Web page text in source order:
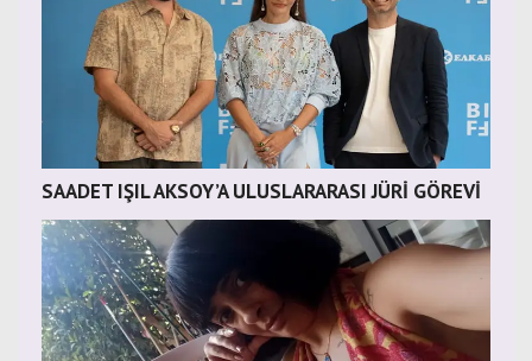
SAADET IŞIL AKSOY’A ULUSLARARASI JÜRİ GÖREVİ